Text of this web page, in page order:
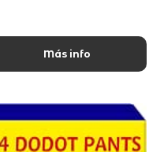
Más info